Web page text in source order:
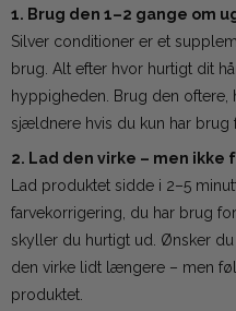
1. Brug den 1–2 gange om
Silver conditioner er et
brug. Alt efter hvor hurtigt dit
hyppigheden. Brug den
sjældnere hvis du kun har brug
2. Lad den virke – men
Lad produktet sidde i 2–5
farvekorrigering, du har brug
skyller du hurtigt ud. Ønsker
den virke lidt længere – men
produktet.